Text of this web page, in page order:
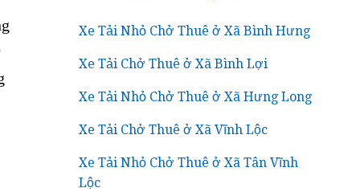
Xe Tải Nhỏ Chở Thuê ở Xã Bình Hưng
Xe Tải Chở Thuê ở Xã Bình Lợi
Xe Tải Nhỏ Chở Thuê ở Xã Hưng Long
Xe Tải Chở Thuê ở Xã Vĩnh Lộc
Xe Tải Nhỏ Chở Thuê ở Xã Tân Vĩnh
Lộc